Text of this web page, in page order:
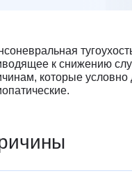
к снижению
которые условно